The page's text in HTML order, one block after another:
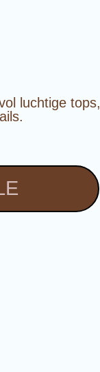
luchtige tops,